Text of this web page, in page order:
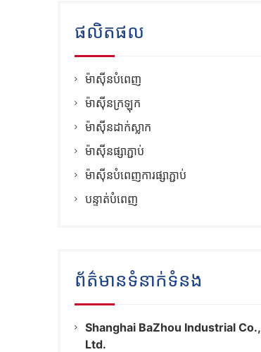
ផលិតផល
ម៉ាស៊ីនបំពេញ
ម៉ាស៊ីនក្រឡុក
ម៉ាស៊ីនដាក់ស្លាក
ម៉ាស៊ីនផ្សាភ្ជាប់
ម៉ាស៊ីនបំពេញការផ្សាភ្ជាប់
បន្ទាត់បំពេញ
ព័ត៌មានទំនាក់ទំនង
Shanghai BaZhou Industrial Co.,
Ltd.